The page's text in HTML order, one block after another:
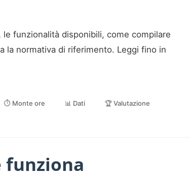
le funzionalità disponibili, come compilare
la normativa di riferimento. Leggi fino in
⏱️ Monte ore 📊 Dati 🏆 Valutazione
funziona